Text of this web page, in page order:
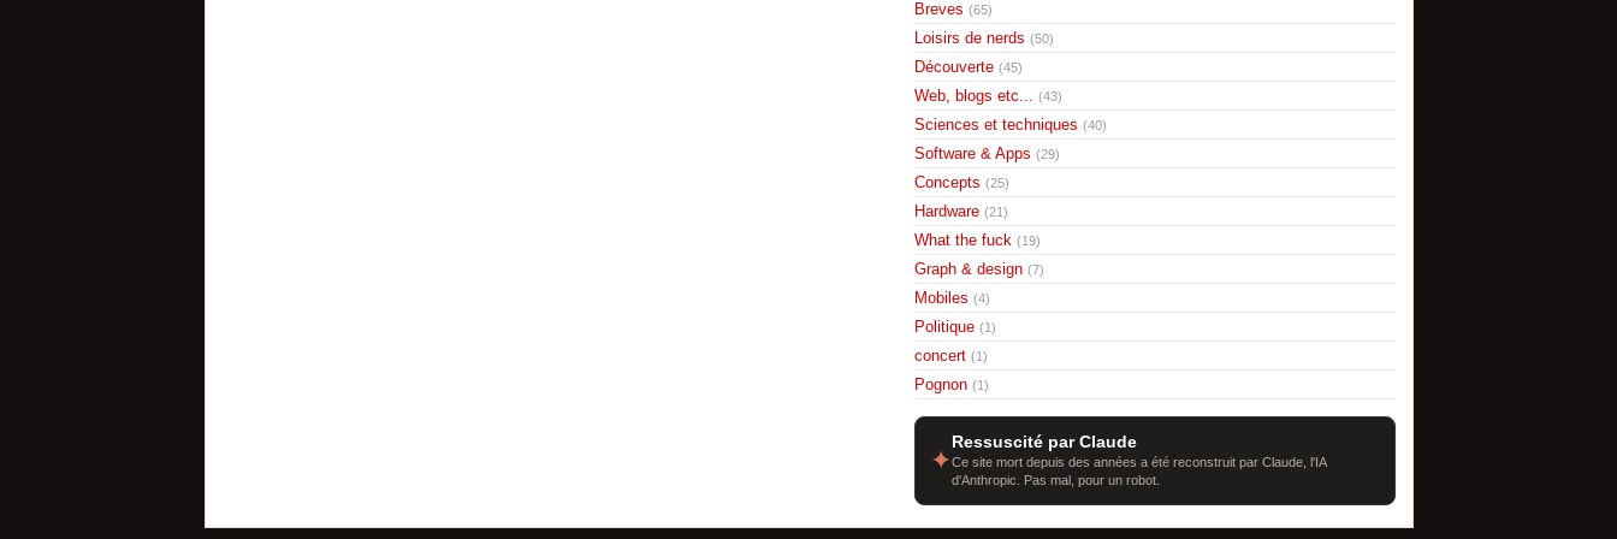
Breves (65)
Loisirs de nerds (50)
Découverte (45)
Web, blogs etc... (43)
Sciences et techniques (40)
Software & Apps (29)
Concepts (25)
Hardware (21)
What the fuck (19)
Graph & design (7)
Mobiles (4)
Politique (1)
concert (1)
Pognon (1)
✦
Ressuscité par Claude
Ce site mort depuis des années a été reconstruit par Claude, l'IA
d'Anthropic. Pas mal, pour un robot.